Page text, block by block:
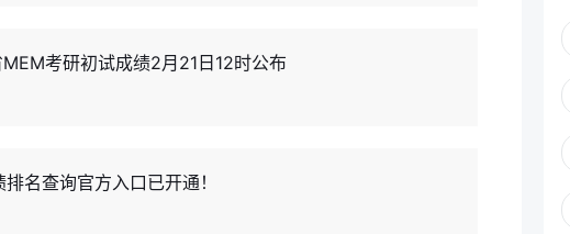
考研初试成绩2月21日12时公布
名查询官方入口已开通！